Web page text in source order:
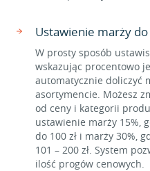
Ustawienie marży
W prosty sposób
wskazując procentowo
automatycznie doliczyć
asortymencie. Możesz
od ceny i kategorii
ustawienie marży 15%,
do 100 zł i marży 30%,
101 – 200 zł. System
ilość progów cenowych.